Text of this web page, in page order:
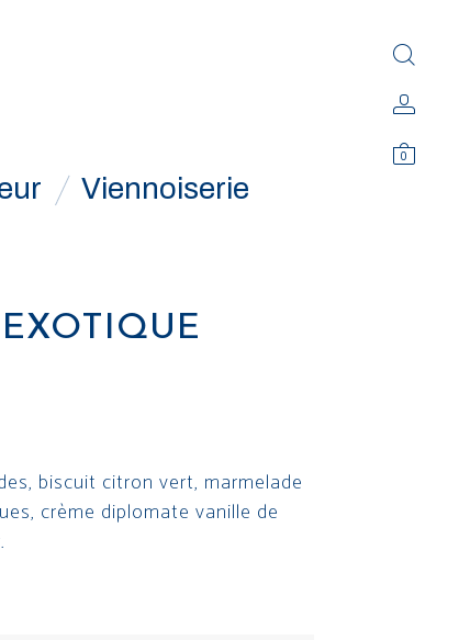
0
Viennoiserie
biscuit citron vert, marmelade
crème diplomate vanille de